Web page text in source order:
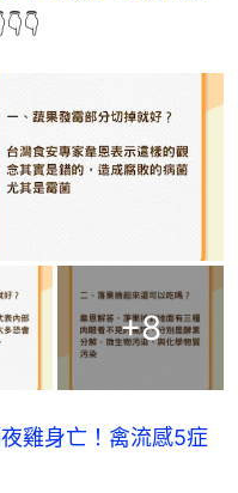
+8
雞身亡！禽流感5症